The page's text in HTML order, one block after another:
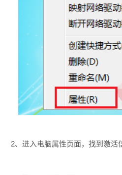
2、进入电脑属性页面，找到激活